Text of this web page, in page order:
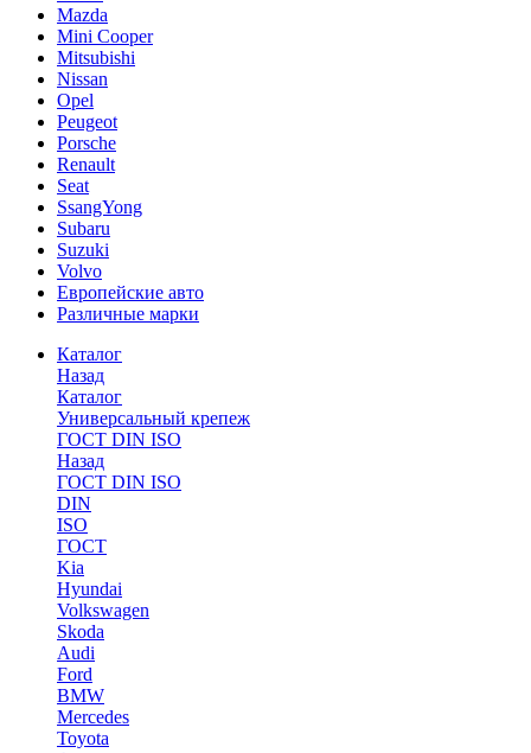
Mazda
Mini Cooper
Mitsubishi
Nissan
Opel
Peugeot
Porsche
Renault
Seat
SsangYong
Subaru
Suzuki
Volvo
Европейские авто
Различные марки
Каталог
Назад
Каталог
Универсальный крепеж
ГОСТ DIN ISO
Назад
ГОСТ DIN ISO
DIN
ISO
ГОСТ
Kia
Hyundai
Volkswagen
Skoda
Audi
Ford
BMW
Mercedes
Toyota